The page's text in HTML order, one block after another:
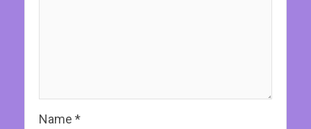
Name *